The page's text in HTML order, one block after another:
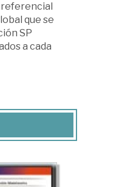
referencial
que se
SP
a cada